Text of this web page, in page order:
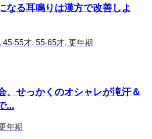
なる耳鳴りは漢方で改善しよ
, 45-55才, 55-65才, 更年期
、せっかくのオシャレが滝汗＆
...
年期